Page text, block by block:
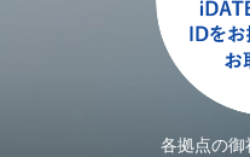
各拠点の御